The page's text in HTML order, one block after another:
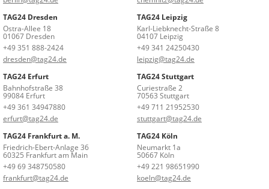
TAG24 Dresden
Ostra-Allee 18
01067 Dresden
+49 351 888-2424
dresden@tag24.de
TAG24 Leipzig
Karl-Liebknecht-Straße 8
04107 Leipzig
+49 341 24250430
leipzig@tag24.de
TAG24 Erfurt
Bahnhofstraße 38
99084 Erfurt
+49 361 34947880
erfurt@tag24.de
TAG24 Stuttgart
Curiestraße 2
70563 Stuttgart
+49 711 21952530
stuttgart@tag24.de
TAG24 Frankfurt a. M.
Friedrich-Ebert-Anlage 36
60325 Frankfurt am Main
+49 69 348750580
frankfurt@tag24.de
TAG24 Köln
Neumarkt 1a
50667 Köln
+49 221 98651990
koeln@tag24.de